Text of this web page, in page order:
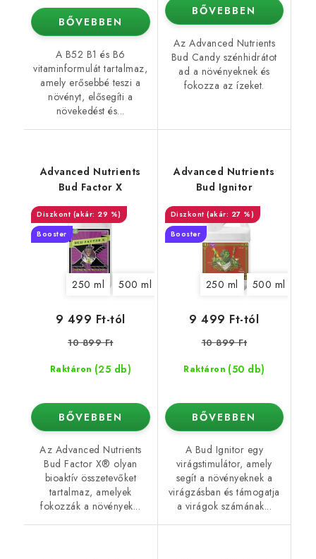
BŐVEBBEN
A B52 B1 és B6
vitaminformulát tartalmaz,
amely erősebbé teszi a
növényt, elősegíti a
növekedést és...
BŐVEBBEN
Az Advanced Nutrients
Bud Candy szénhidrátot
ad a növényeknek és
fokozza az ízeket.
Advanced Nutrients
Bud Factor X
(akár: 29 %)
Booster
250 ml 500 ml 10 l 20 l
Raktáron (25 db)
9 499 Ft-tól
10 899 Ft
BŐVEBBEN
Az Advanced Nutrients
Bud Factor X® olyan
bioaktív összetevőket
tartalmaz, amelyek
fokozzák a növények...
Advanced Nutrients
Bud Ignitor
(akár: 27 %)
Booster
250 ml 500 ml
Raktáron (50 db)
9 499 Ft-tól
10 899 Ft
BŐVEBBEN
A Bud Ignitor egy
virágstimulátor, amely
segít a növényeknek a
virágzásban és támogatja
a virágok számának...